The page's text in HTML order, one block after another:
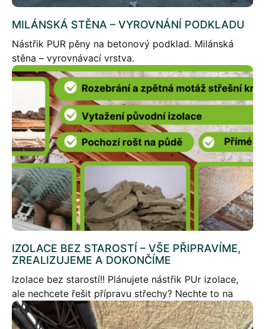
MILÁNSKÁ STĚNA – VYROVNÁNÍ PODKLADU
Nástřik PUR pěny na betonový podklad. Milánská
stěna – vyrovnávací vrstva.
IZOLACE BEZ STAROSTÍ – VŠE PŘIPRAVÍME,
ZREALIZUJEME A DOKONČÍME
Izolace bez starostí!! Plánujete nástřik PUr izolace,
ale nechcete řešit přípravu střechy? Nechte to na
nás!